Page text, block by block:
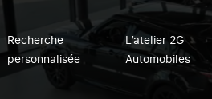
Recherche
personnalisée
L’atelier 2G
Automobiles